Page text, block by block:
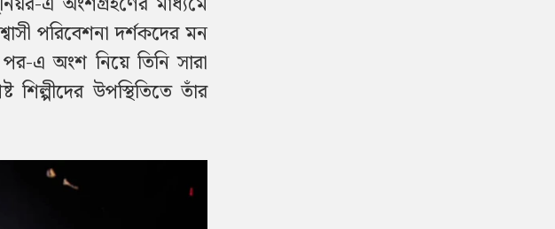
পরিবেশনা দর্শকদের মন
এ অংশ নিয়ে তিনি সারা
উপস্থিতিতে তাঁর